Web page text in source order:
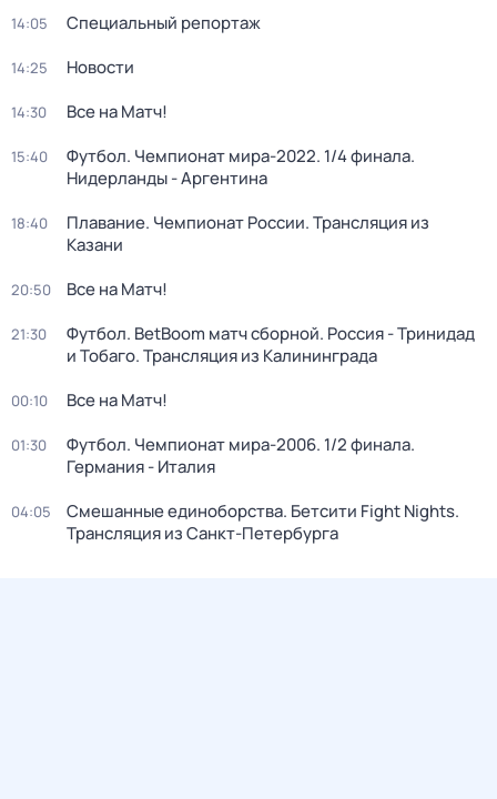
14:05 Специальный репортаж
14:25 Новости
14:30 Все на Матч!
15:40
Футбол. Чемпионат мира-2022. 1/4 финала.
Нидерланды - Аргентина
18:40
Плавание. Чемпионат России. Трансляция из
Казани
20:50 Все на Матч!
21:30
Футбол. BetBoom матч сборной. Россия - Тринидад
и Тобаго. Трансляция из Калининграда
00:10 Все на Матч!
01:30
Футбол. Чемпионат мира-2006. 1/2 финала.
Германия - Италия
04:05
Смешанные единоборства. Бетсити Fight Nights.
Трансляция из Санкт-Петербурга